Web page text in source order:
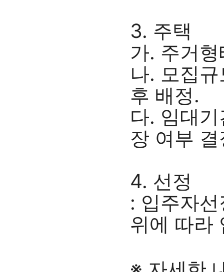
3. 주택
가. 주거
나. 모집
후 배정.
다. 임대
장 여부
4. 선정
: 입주자
위에 따라